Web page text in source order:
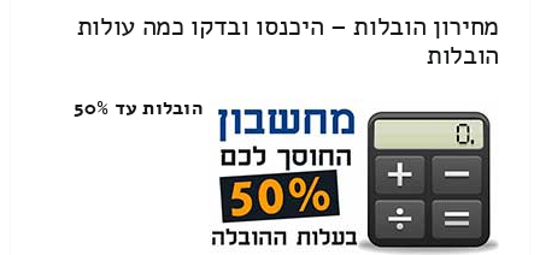
מחירון הובלות – היכנסו ובדקו כמה עולות
הובלות
הובלות עד 50%